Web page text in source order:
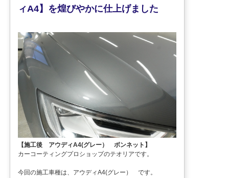
ィA4】を煌びやかに仕上げました
【施工後 アウディA4(グレー） ボンネット】
カーコーティングプロショップのテオリアです。
今回の施工車種は、アウディA4(グレー） です。